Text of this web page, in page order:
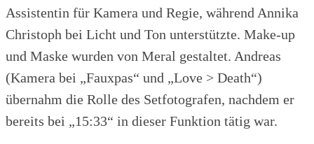
Assistentin für Kamera und Regie, während Annika
Christoph bei Licht und Ton unterstützte. Make-up
und Maske wurden von Meral gestaltet. Andreas
(Kamera bei „Fauxpas“ und „Love > Death“)
übernahm die Rolle des Setfotografen, nachdem er
bereits bei „15:33“ in dieser Funktion tätig war.